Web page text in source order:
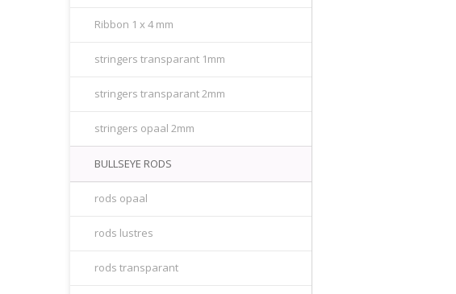
Ribbon 1 x 4 mm
stringers transparant 1mm
stringers transparant 2mm
stringers opaal 2mm
BULLSEYE RODS
rods opaal
rods lustres
rods transparant